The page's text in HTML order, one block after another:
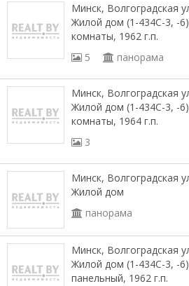
Минск, Волгоградская
Жилой дом (1-434С-3, -
комнаты, 1962 г.п.
5
панорама
Минск, Волгоградская
Жилой дом (1-434С-3, -
комнаты, 1964 г.п.
3
Минск, Волгоградская
Жилой дом
панорама
Минск, Волгоградская
Жилой дом (1-434С-3, -
панельный, 1962 г.п.